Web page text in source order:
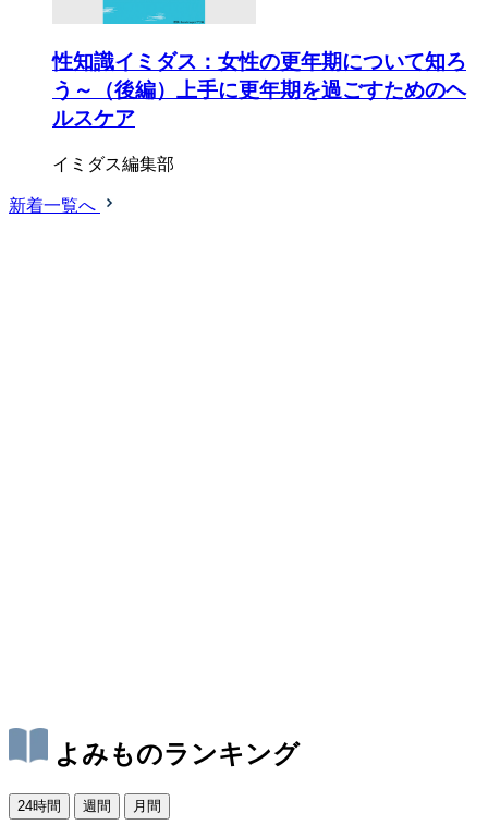
性知識イミダス：女性の更年期について知ろ
う～（後編）上手に更年期を過ごすためのヘ
ルスケア
イミダス編集部
新着一覧へ
よみものランキング
24時間 週間 月間